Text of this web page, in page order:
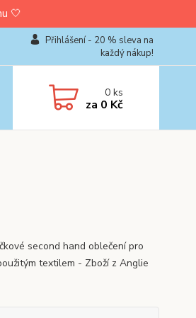
🤍
Přihlášení - 20 % sleva na
každý nákup!
0ks
za 0 Kč
second hand oblečení pro
textilem - Zboží z Anglie